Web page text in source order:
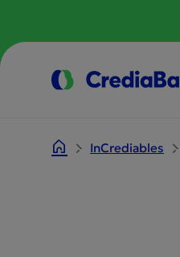
InCrediables